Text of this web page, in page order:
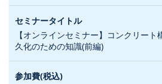
【オンラインセミナー】コンクリー
久化のための知識(前編)